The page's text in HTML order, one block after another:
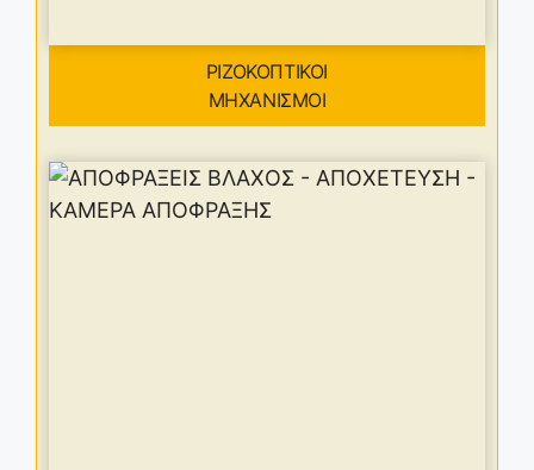
ΡΙΖΟΚΟΠΤΙΚΟΙ
ΜΗΧΑΝΙΣΜΟΙ